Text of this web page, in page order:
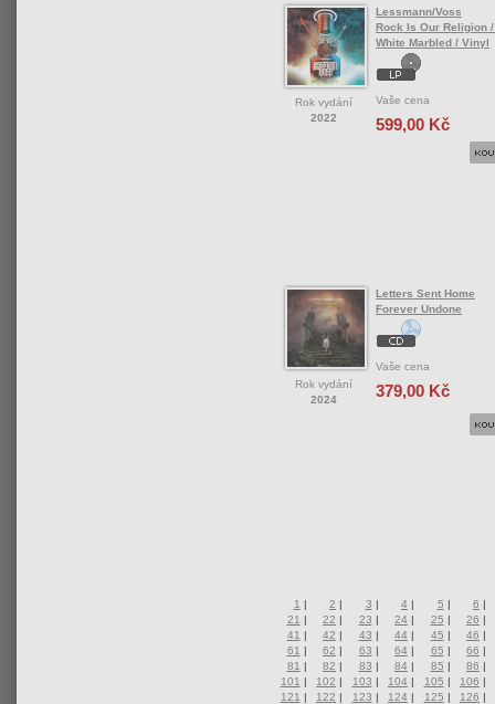
Rok vydání
2022
Lessmann/Voss
Rock Is Our Religion /
White Marbled / Vinyl
Vaše cena
599,00 Kč
Rok vydání
2024
Letters Sent Home
Forever Undone
Vaše cena
379,00 Kč
1 | 2 | 3 | 4 | 5 | 6 |
21 | 22 | 23 | 24 | 25 | 26 |
41 | 42 | 43 | 44 | 45 | 46 |
61 | 62 | 63 | 64 | 65 | 66 |
81 | 82 | 83 | 84 | 85 | 86 |
101 | 102 | 103 | 104 | 105 | 106 |
121 | 122 | 123 | 124 | 125 | 126 |